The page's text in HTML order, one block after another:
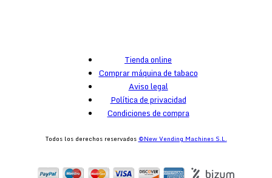
Tienda online
Comprar máquina de tabaco
Aviso legal
Política de privacidad
Condiciones de compra
Todos los derechos reservados ©New Vending Machines S.L.